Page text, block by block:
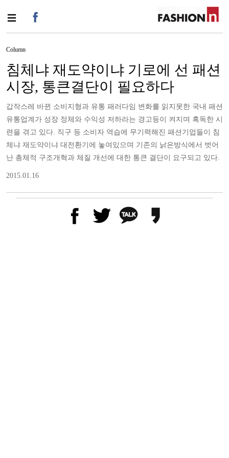
Column
침체냐 재도약이냐 기로에 선 패션
시장, 통큰결단이 필요하다
갑작스레 바뀐 소비지형과 유통 패러다임 변화를 읽지못한 국내 패션
유통업계가 성장 정체와 수익성 저하라는 경고등이 켜지며 혹독한 시
련을 겪고 있다. 직구 등 소비자 역습에 무기력해진 패션기업들이 침
체냐 재도약이냐 대전환기에 놓여있으며 기존의 낡은방식에서 벗어
난 총체적 구조개혁과 체질 개선에 대한 통큰 결단이 요구되고 있다.
2015.01.16